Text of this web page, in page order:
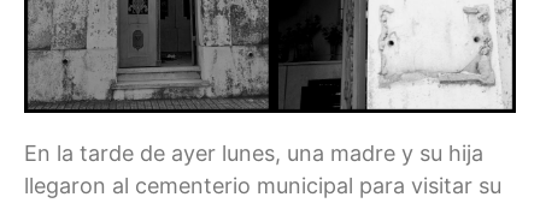
En la tarde de ayer lunes, una madre y su hija
llegaron al cementerio municipal para visitar su